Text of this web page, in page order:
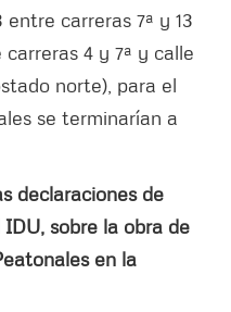
carreras 7ª y 13
4 y 7ª y calle
norte), para el
se terminarían a
declaraciones de
sobre la obra de
en la